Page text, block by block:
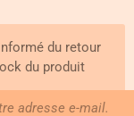
du retour
du produit